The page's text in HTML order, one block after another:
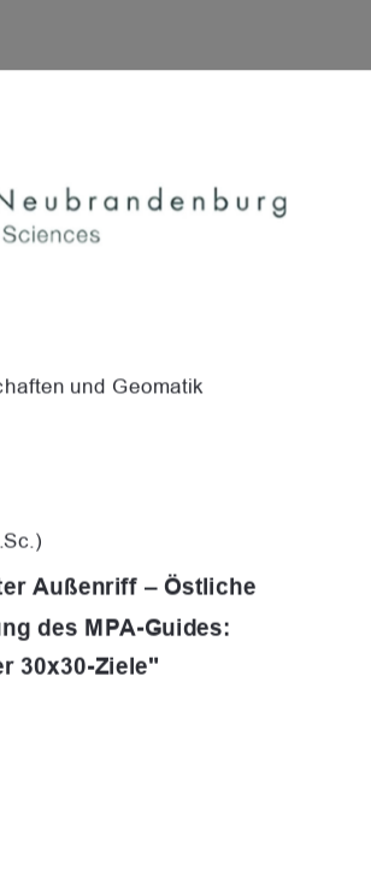
und Geomatik
Außenriff – Östliche
des MPA-Guides:
30x30-Ziele"